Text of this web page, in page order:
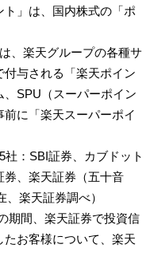
」は、国内株式の「ポ
、楽天グループの各種サ
与される「楽天ポイン
、SPU（スーパーポイン
前に「楽天スーパーポイ
：SBI証券、カブドット
券、楽天証券（五十音
楽天証券調べ）
期間、楽天証券で投資信
お客様について、楽天